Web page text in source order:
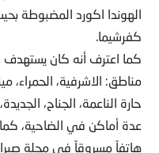
الهوندا اكورد المضبوطة
كفرشيما.
كما اعترف أنه كان يستهدف
مناطق: الاشرفية، الحمراء،
حارة الناعمة، الجناح،
هاتفاً مسروقاً في محلة صبرا.